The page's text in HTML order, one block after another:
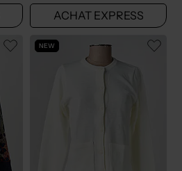
ACHAT EXPRESS
NEW